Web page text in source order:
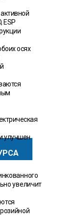
ESP
осях
улучшен
увеличит